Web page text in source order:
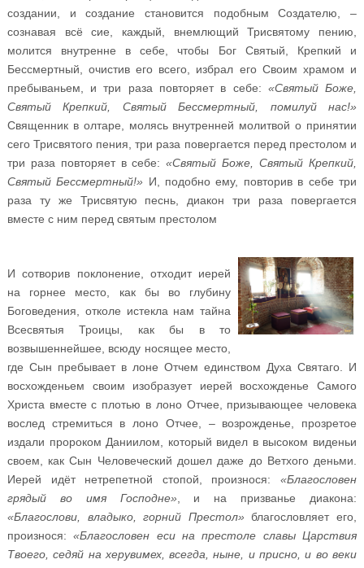
создании, и создание становится подобным Создателю, –
сознавая всё сие, каждый, внемлющий Трисвятому пению,
молится внутренне в себе, чтобы Бог Святый, Крепкий и
Бессмертный, очистив его всего, избрал его Своим храмом и
пребываньем, и три раза повторяет в себе: «Святый Боже,
Святый Крепкий, Святый Бессмертный, помилуй нас!»
Священник в олтаре, молясь внутренней молитвой о принятии
сего Трисвятого пения, три раза повергается перед престолом и
три раза повторяет в себе:«Святый Боже, Святый Крепкий,
Святый Бессмертный!» И, подобно ему, повторив в себе три
раза ту же Трисвятую песнь, диакон три раза повергается
вместе с ним перед святым престолом
И сотворив поклонение, отходит иерей
на горнее место, как бы во глубину
Боговедения, отколе истекла нам тайна
Всесвятыя Троицы, как бы в то
возвышеннейшее, всюду носящее место,
где Сын пребывает в лоне Отчем единством Духа Святаго. И
восхожденьем своим изобразует иерей восхожденье Самого
Христа вместе с плотью в лоно Отчее, призывающее человека
вослед стремиться в лоно Отчее, – возрожденье, прозретое
издали пророком Даниилом, который видел в высоком виденьи
своем, как Сын Человеческий дошел даже до Ветхого деньми.
Иерей идёт нетрепетной стопой, произнося:«Благословен
грядый во имя Господне» , и на призванье диакона:
«Благослови, владыко, горний Престол» благословляет его,
произнося:«Благословен ecu на престоле славы Царствия
Твоего, седяй на херувимех, всегда, ныне, и присно, и во веки